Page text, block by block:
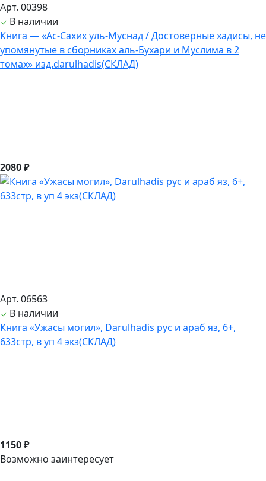
Арт. 00398
В наличии
Книга — «Ас-Сахих уль-Муснад / Достоверные хадисы, не
упомянутые в сборниках аль-Бухари и Муслима в 2
томах» изд.darulhadis(СКЛАД)
2080 ₽
Арт. 06563
В наличии
Книга «Ужасы могил», Darulhadis рус и араб яз, 6+,
633стр, в уп 4 экз(СКЛАД)
1150 ₽
Возможно заинтересует